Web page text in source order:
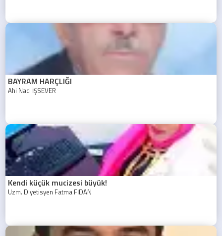
BAYRAM HARÇLIĞI
Ahi Naci İŞSEVER
Kendi küçük mucizesi büyük!
Uzm. Diyetisyen Fatma FİDAN